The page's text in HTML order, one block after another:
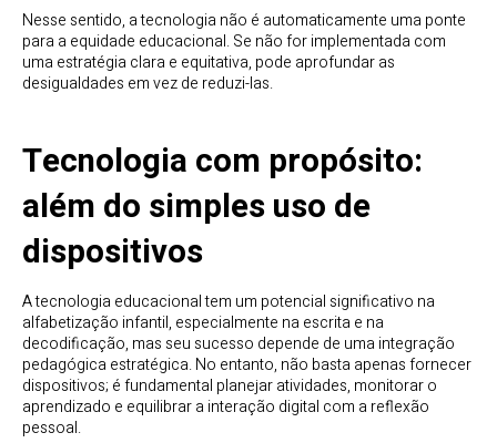
Nesse sentido, a tecnologia não é automaticamente uma ponte
para a equidade educacional. Se não for implementada com
uma estratégia clara e equitativa, pode aprofundar as
desigualdades em vez de reduzi-las.
Tecnologia com propósito:
além do simples uso de
dispositivos
A tecnologia educacional tem um potencial significativo na
alfabetização infantil, especialmente na escrita e na
decodificação, mas seu sucesso depende de uma integração
pedagógica estratégica. No entanto, não basta apenas fornecer
dispositivos; é fundamental planejar atividades, monitorar o
aprendizado e equilibrar a interação digital com a reflexão
pessoal.